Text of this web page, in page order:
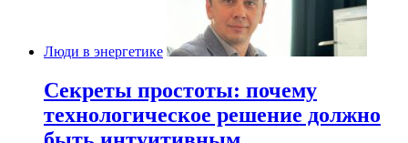
Люди в энергетике
Секреты простоты: почему
технологическое решение должно